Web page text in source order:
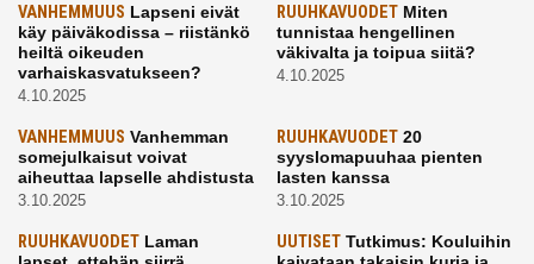
VANHEMMUUS Lapseni eivät
käy päiväkodissa – riistänkö
heiltä oikeuden
varhaiskasvatukseen?
4.10.2025
RUUHKAVUODETMiten
tunnistaa hengellinen
väkivalta ja toipua siitä?
4.10.2025
VANHEMMUUS Vanhemman
somejulkaisut voivat
aiheuttaa lapselle ahdistusta
3.10.2025
RUUHKAVUODET20
syyslomapuuhaa pienten
lasten kanssa
3.10.2025
RUUHKAVUODET Laman
UUTISETTutkimus: Kouluihin